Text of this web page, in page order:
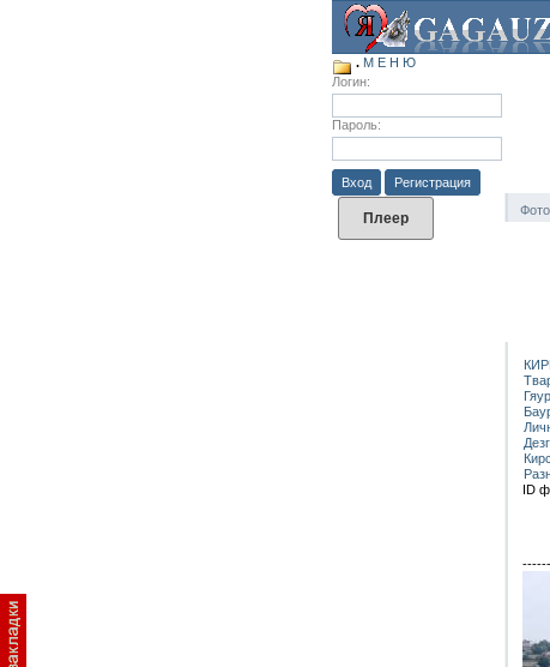
.М Е Н Ю
Логин:
Пароль:
Вход
Регистрация
ID
Плеер